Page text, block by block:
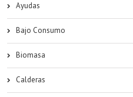
Ayudas
Bajo Consumo
Biomasa
Calderas